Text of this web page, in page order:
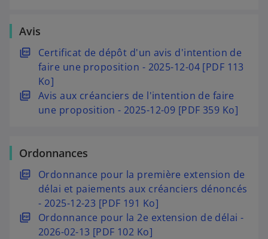
v
e
l
o
n
g
t
s
u
n
n
o
u
l
n
g
l
e
t
a
n
s
u
n
n
v
l
o
n
g
l
e
d
a
n
s
u
o
v
e
l
o
n
v
r
e
d
a
n
n
o
u
v
e
l
Avis
Certificat de dépôt d'un avis d'intention de
faire une proposition - 2025-12-04 [PDF 113
Ko]
s
’
o
u
v
d
n
s
n
Avis aux créanciers de l'intention de faire
une proposition - 2025-12-09 [PDF 359 Ko]
s
’
v
e
d
n
Ordonnances
Ordonnance pour la première extension de
délai et paiements aux créanciers dénoncés
- 2025-12-23 [PDF 191 Ko]
s
’
o
u
v
Ordonnance pour la 2e extension de délai -
2026-02-13 [PDF 102 Ko]
s
’